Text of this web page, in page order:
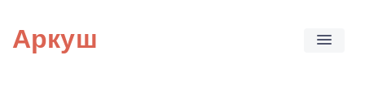
content
Аркуш